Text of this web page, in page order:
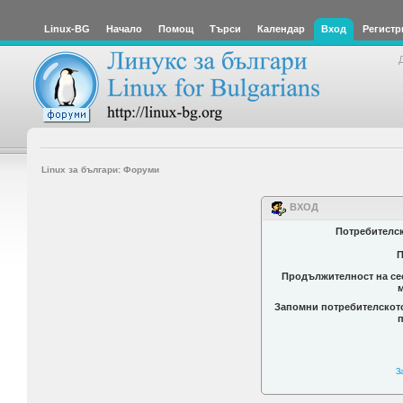
Linux-BG Начало Помощ Търси Календар Вход
Linux за българи: Форуми
ВХОД
Продължителност на
Запомни